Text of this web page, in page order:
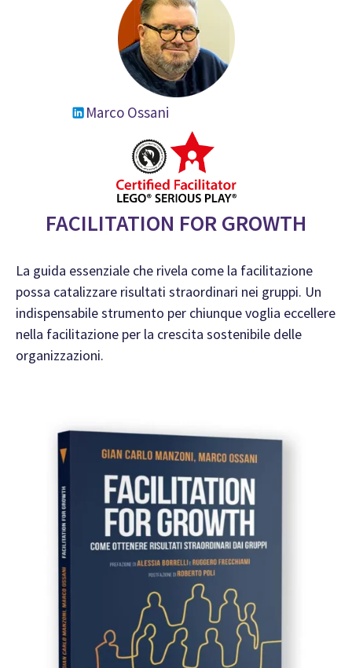
Marco Ossani
FACILITATION FOR GROWTH
La guida essenziale che rivela come la facilitazione
possa catalizzare risultati straordinari nei gruppi. Un
indispensabile strumento per chiunque voglia eccellere
nella facilitazione per la crescita sostenibile delle
organizzazioni.